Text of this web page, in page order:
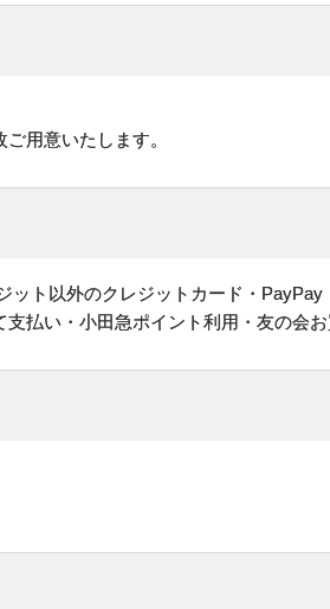
用意いたします。
ト以外のクレジットカード・
払い・小田急ポイント利用・友の会